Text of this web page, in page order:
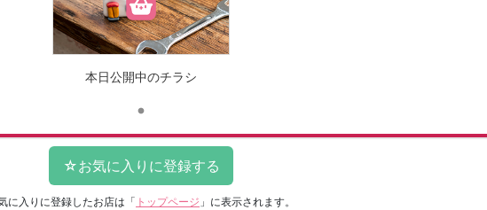
本日公開中のチラシ
に入りに登録したお店は 「 トップページ 」に表示されます。